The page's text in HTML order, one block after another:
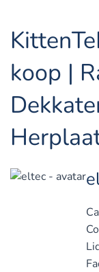
koop |